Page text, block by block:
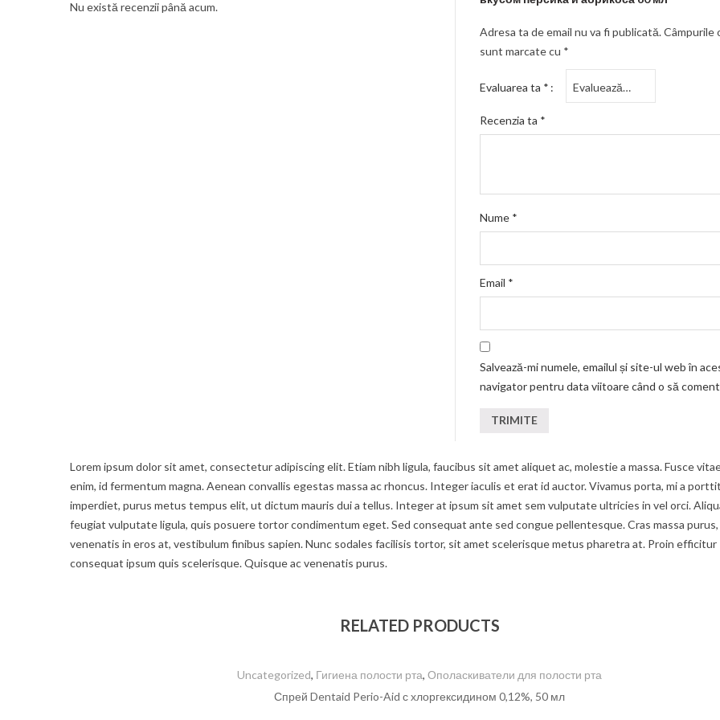
Nu există recenzii până acum.
Adresa ta de email nu va fi publicată. Câmpurile
sunt marcate cu *
Evaluarea ta *
Recenzia ta *
Nume *
Email *
Salvează-mi numele, emailul și site-ul web în
navigator pentru data viitoare când o să
Lorem ipsum dolor sit amet, consectetur adipiscing elit. Etiam nibh ligula, faucibus sit amet aliquet ac, molestie a massa. Fusce
enim, id fermentum magna. Aenean convallis egestas massa ac rhoncus. Integer iaculis et erat id auctor. Vivamus porta, mi a
imperdiet, purus metus tempus elit, ut dictum mauris dui a tellus. Integer at ipsum sit amet sem vulputate ultricies in vel orci.
feugiat vulputate ligula, quis posuere tortor condimentum eget. Sed consequat ante sed congue pellentesque. Cras massa purus,
venenatis in eros at, vestibulum finibus sapien. Nunc sodales facilisis tortor, sit amet scelerisque metus pharetra at. Proin efficitur
consequat ipsum quis scelerisque. Quisque ac venenatis purus.
RELATED PRODUCTS
Uncategorized, Гигиена полости рта, Ополаскиватели для полости рта
Спрей Dentaid Perio-Aid с хлоргексидином 0,12%, 50 мл